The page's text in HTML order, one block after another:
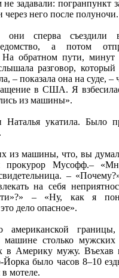
задавали: погранпункт
через него после полуночи.
сперва съездили в
а потом
На обратном пути, минут
разговор,
– показала она на суде, –
в США. Я
из машины».
укатила. Было
из машины, что, вы
прокурор Мусофф.–
–
на себя
– «Ну, как я
дело опасное».
американской
машине столько
в Америку мужу.
было часов 8–10
мотеле.